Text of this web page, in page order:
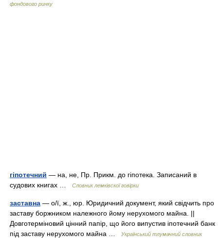
фондового ринку
гіпотечний — на, не, Пр. Прикм. до гіпотека. Записаний в
судових книгах …
Словник лемківскої говірки
заставна — о/ї, ж., юр. Юридичний документ, який свідчить про
заставу боржником належного йому нерухомого майна. ||
Довготерміновий цінний папір, що його випустив іпотечний банк
під заставу нерухомого майна …
Український тлумачний словник